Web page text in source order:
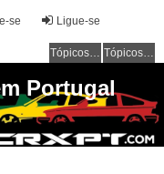
Ligue-se
se
Tópicos sem resposta Tópicos ativos
Portugal